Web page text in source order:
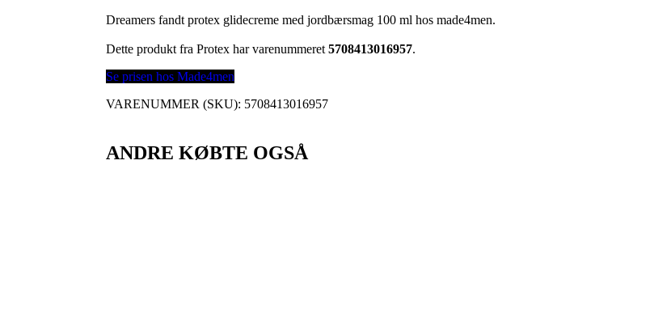
Dreamers fandt protex glidecreme med jordbærsmag 100 ml hos made4men.
Dette produkt fra Protex har varenummeret5708413016957.
Se prisen hos Made4men
VARENUMMER (SKU): 5708413016957
ANDRE KØBTE OGSÅ